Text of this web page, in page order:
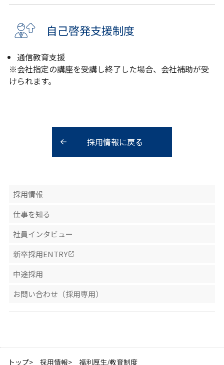
自己啓発支援制度
通信教育支援
※会社指定の講座を受講し終了した場合、会社補助が受
けられます。
採用情報に戻る
採用情報
仕事を知る
社員インタビュー
新卒採用ENTRY
中途採用
お問い合わせ（採用専用）
トップ 採用情報 福利厚生/教育制度